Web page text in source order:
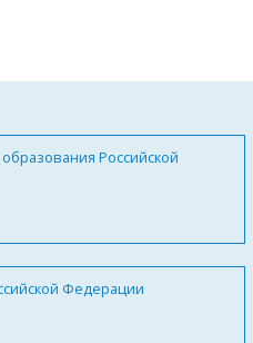
Российской
Федерации